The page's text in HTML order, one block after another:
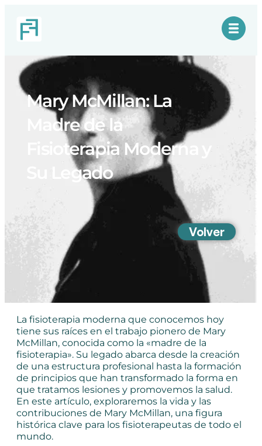
Mary McMillan: La
Madre de la
Fisioterapia Moderna y
Su Legado
Volver
La fisioterapia moderna que conocemos hoy
tiene sus raíces en el trabajo pionero de Mary
McMillan, conocida como la «madre de la
fisioterapia». Su legado abarca desde la creación
de una estructura profesional hasta la formación
de principios que han transformado la forma en
que tratamos lesiones y promovemos la salud.
En este artículo, exploraremos la vida y las
contribuciones de Mary McMillan, una figura
histórica clave para los fisioterapeutas de todo el
mundo.